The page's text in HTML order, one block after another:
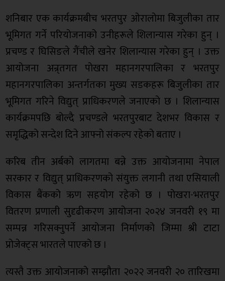
शनिबार एक कार्यक्रमबीच भरतपुर ओरालोमा बिजुलीका तार
भूमिगत गर्ने परियोजनाको उनीहरूले शिलान्यास गरेका हुन् ।
प्रचण्ड र घिसिङले गैंचीले खनेर शिलान्यास गरेका हुन् । उक्त
आयोजना अन्र्तगत पोखरा महानगरपालिका र भरतपुर
महानगरपालिका अन्तर्गतका मुख्य सडकहरू बिजुलीका तार
भूमिगत गरिने विद्युत् प्राधिकरणले जनाएको छ । शिलान्यास
कार्यक्रमपछि बोल्दै प्रचण्डले भरतपुरबाट देशभर विकास र
समृद्धिको सन्देश दिने आफ्नो संकल्प रहेको बताए ।
करिब तीन अर्बको लागतमा बन्ने उक्त आयोजनामा नेपाल
सरकार र विद्युत् प्राधिकरणको संयुक्त लगानी तथा एसियाली
विकास बैंकको ऋण सहयोग रहेको छ । पोखरा-भरतपुर
वितरण प्रणाली सुदृढीकरण आयोजना २०२४ जनवरी १९ मा
सम्पन्न गरिसक्नुपर्ने आयोजना निर्माणको जिम्मा श्री टाटा
प्रोजेक्ट्स भारतले पाएको छ ।
त्यस्तै उक्त आयोजनाको सम्झौता २०२२ जनवरी २० तारिखमा